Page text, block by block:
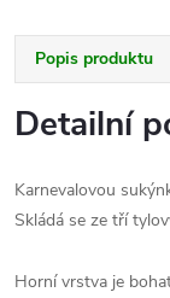
Popis produktu
Detailní
Karnevalovou
Skládá se ze tří
Horní vrstva je